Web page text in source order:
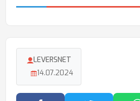
LEVERSNET
14.07.2024